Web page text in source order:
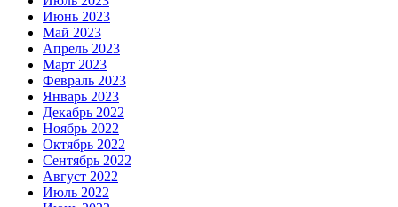
Июнь 2023
Май 2023
Апрель 2023
Март 2023
Февраль 2023
Январь 2023
Декабрь 2022
Ноябрь 2022
Октябрь 2022
Сентябрь 2022
Август 2022
Июль 2022